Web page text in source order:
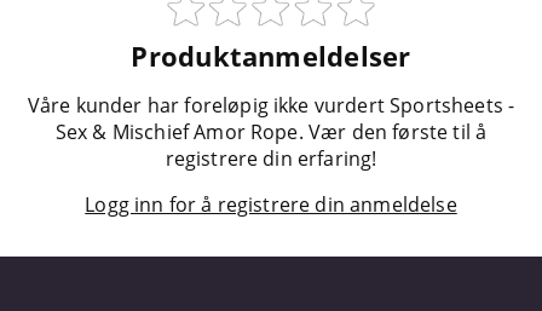
Produktanmeldelser
Våre kunder har foreløpig ikke vurdert Sportsheets -
Sex & Mischief Amor Rope. Vær den første til å
registrere din erfaring!
Logg inn for å registrere din anmeldelse